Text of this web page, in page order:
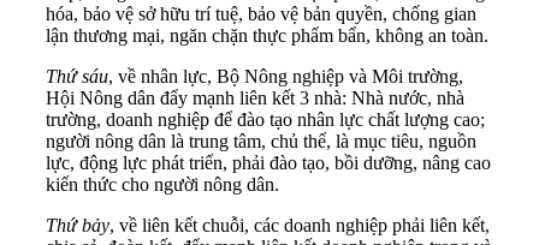
hóa, bảo vệ sở hữu trí tuệ, bảo vệ bản quyền, chống gian
lận thương mại, ngăn chặn thực phẩm bẩn, không an toàn.
Thứ sáu, về nhân lực, Bộ Nông nghiệp và Môi trường,
Hội Nông dân đẩy mạnh liên kết 3 nhà: Nhà nước, nhà
trường, doanh nghiệp để đào tạo nhân lực chất lượng cao;
người nông dân là trung tâm, chủ thể, là mục tiêu, nguồn
lực, động lực phát triển, phải đào tạo, bồi dưỡng, nâng cao
kiến thức cho người nông dân.
Thứ bảy, về liên kết chuỗi, các doanh nghiệp phải liên kết,